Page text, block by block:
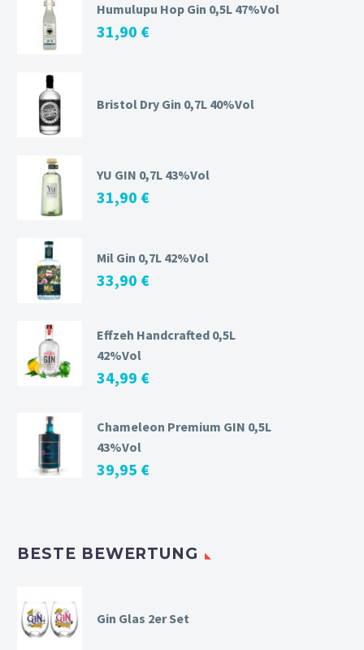
Humulupu Hop Gin 0,5L 47%Vol
31,90 €
Bristol Dry Gin 0,7L 40%Vol
YU GIN 0,7L 43%Vol
31,90 €
Mil Gin 0,7L 42%Vol
33,90 €
Effzeh Handcrafted 0,5L
42%Vol
34,99 €
Chameleon Premium GIN 0,5L
43%Vol
39,95 €
BESTE BEWERTUNG
Gin Glas 2er Set